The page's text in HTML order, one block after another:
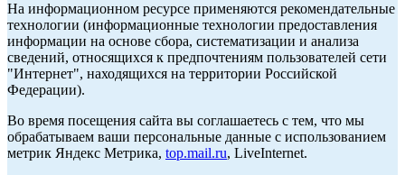
На информационном ресурсе применяются рекомендательные
технологии (информационные технологии предоставления
информации на основе сбора, систематизации и анализа
сведений, относящихся к предпочтениям пользователей сети
"Интернет", находящихся на территории Российской
Федерации).
Во время посещения сайта вы соглашаетесь с тем, что мы
обрабатываем ваши персональные данные с использованием
метрик Яндекс Метрика, top.mail.ru, LiveInternet.